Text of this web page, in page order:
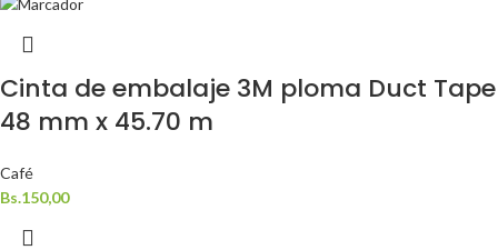
Cinta de embalaje 3M ploma Duct Tape
48 mm x 45.70 m
Café
Bs.150,00